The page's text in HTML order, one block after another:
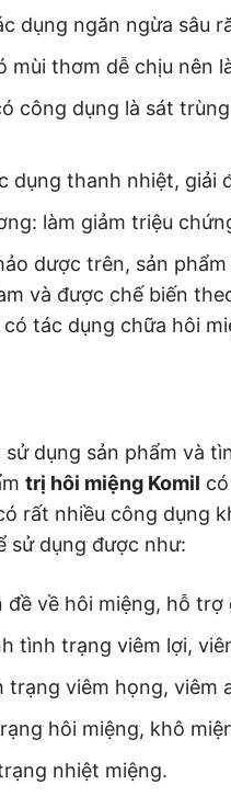
dụng ngăn ngừa sâu
mùi thơm dễ chịu nên
công dụng là sát
dụng thanh nhiệt, giải
làm giảm triệu
dược trên, sản
và được chế biến
tác dụng chữa hôi
dụng sản phẩm và
trị hôi miệng Komil
rất nhiều công dụng
sử dụng được như:
đề về hôi miệng, hỗ
tình trạng viêm lợi,
trạng viêm họng, viêm
hôi miệng, khô
nhiệt miệng.